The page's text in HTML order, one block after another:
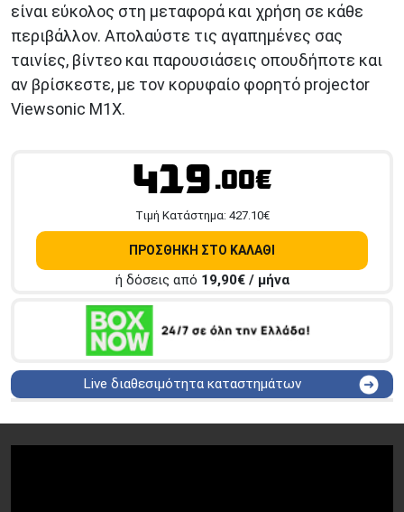
είναι εύκολος στη μεταφορά και χρήση σε κάθε
περιβάλλον. Απολαύστε τις αγαπημένες σας
ταινίες, βίντεο και παρουσιάσεις οπουδήποτε και
αν βρίσκεστε, με τον κορυφαίο φορητό projector
Viewsonic M1X.
419.00€
Tιμή Κατάστημα: 427.10€
ΠΡΟΣΘΗΚΗ ΣΤΟ ΚΑΛΑΘΙ
ή δόσεις από 19,90€ / μήνα
Live διαθεσιμότητα καταστημάτων